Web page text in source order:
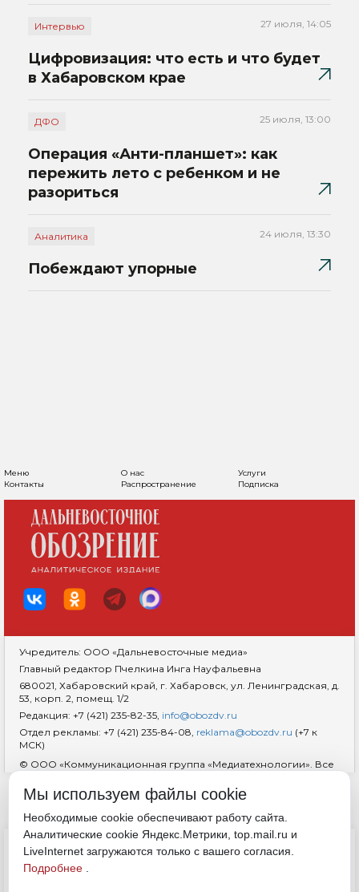
Интервью 27 июля, 14:05
Цифровизация: что есть и что будет
в Хабаровском крае
ДФО 25 июля, 13:00
Операция «Анти-планшет»: как
пережить лето с ребенком и не
разориться
Аналитика 24 июля, 13:30
Побеждают упорные
Меню О нас
Услуги
Контакты
Распространение Подписка
Учредитель: ООО «Дальневосточные медиа»
Главный редактор Пчелкина Инга Науфальевна
680021, Хабаровский край, г. Хабаровск, ул. Ленинградская, д.
53, корп. 2, помещ. 1/2
Редакция: +7 (421) 235-82-35, info@obozdv.ru
Отдел рекламы: +7 (421) 235-84-08, reklama@obozdv.ru (+7 к
МСК)
© ООО «Коммуникационная группа «Медиатехнологии». Все
гиперссылка на сайтdvobozrenie.ru обязательна.
Политика конфиденциальности
Обработка cookie
Мы используем файлы cookie
Необходимые cookie обеспечивают работу сайта.
Аналитические cookie Яндекс.Метрики, top.mail.ru и
LiveInternet загружаются только с вашего согласия.
Подробнее